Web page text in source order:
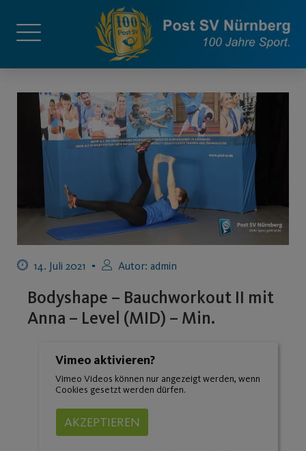
14. Juli 2021 Autor: admin
Bodyshape – Bauchworkout II mit
Anna – Level (MID) – Min.
Vimeo aktivieren?
Vimeo Videos können nur angezeigt werden, wenn
Cookies gesetzt werden dürfen.
AKZEPTIEREN